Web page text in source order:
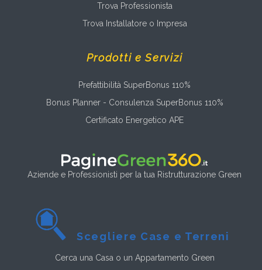
Trova Professionista
Trova Installatore o Impresa
Prodotti e Servizi
Prefattibilità SuperBonus 110%
Bonus Planner - Consulenza SuperBonus 110%
Certificato Energetico APE
Aziende e Professionisti per la tua Ristrutturazione Green
Scegliere Case e Terreni
Cerca una Casa o un Appartamento Green